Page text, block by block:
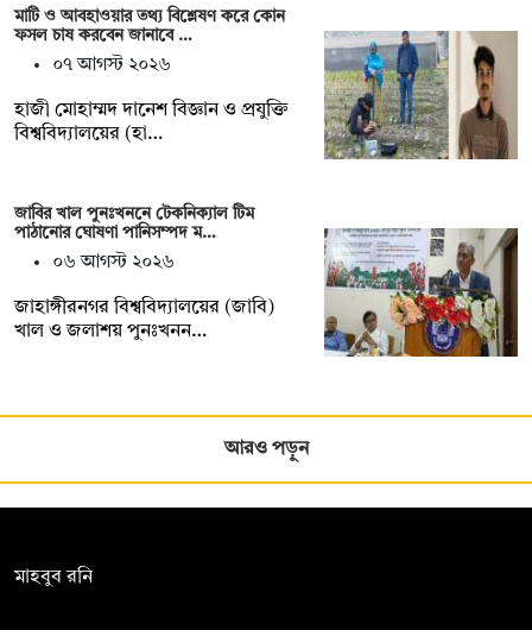
মাটি ও আবহাওয়ার তথ্য বিশ্লেষণ করে কোন
ফসল চাষ করবেন জানাবে …
০৭ আগস্ট ২০২৬
হাজী মোহাম্মদ দানেশ বিজ্ঞান ও প্রযুক্তি
বিশ্ববিদ্যালয়ের (হা…
জাবির খাল পুনঃখননে টেকনিক্যাল টিম
পাঠানোর ঘোষণা পানিসম্পদ ম…
০৬ আগস্ট ২০২৬
‎‎জাহাঙ্গীরনগর বিশ্ববিদ্যালয়ের (জাবি)
খাল ও জলাশয় পুনঃখনন…
আরও পড়ুন
মাহবুব রনি